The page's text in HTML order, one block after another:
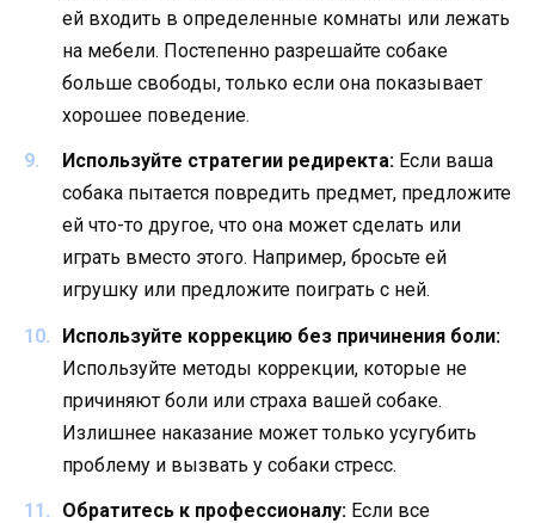
ей входить в определенные комнаты или лежать
на мебели. Постепенно разрешайте собаке
больше свободы, только если она показывает
хорошее поведение.
Используйте стратегии редиректа: Если ваша
собака пытается повредить предмет, предложите
ей что-то другое, что она может сделать или
играть вместо этого. Например, бросьте ей
игрушку или предложите поиграть с ней.
Используйте коррекцию без причинения боли:
Используйте методы коррекции, которые не
причиняют боли или страха вашей собаке.
Излишнее наказание может только усугубить
проблему и вызвать у собаки стресс.
Обратитесь к профессионалу: Если все